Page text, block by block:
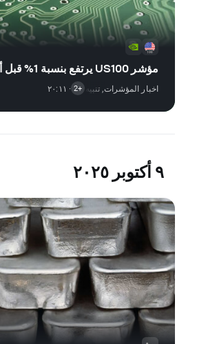
مؤشر US100 يرتفع بنسبة 1% قبل أرباح Nvidia📈
اخبار المؤشرات, تنبيه السوق,اخبار الأسهم +2 · ٢٠:١١
٩ أكتوبر ٢٠٢٥